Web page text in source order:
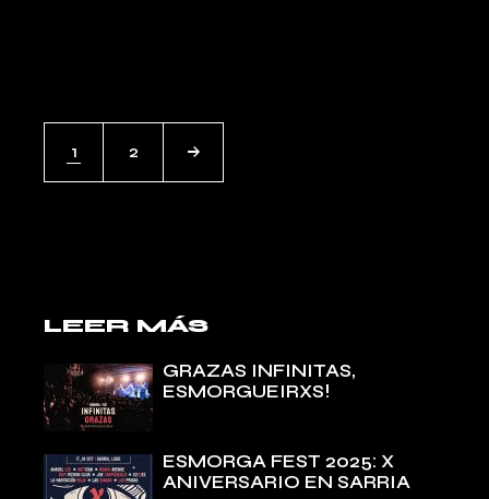
PAGINACIÓN
DE
ENTRADAS
1 2
LEER MÁS
GRAZAS INFINITAS,
ESMORGUEIRXS!
ESMORGA FEST 2025: X
ANIVERSARIO EN SARRIA